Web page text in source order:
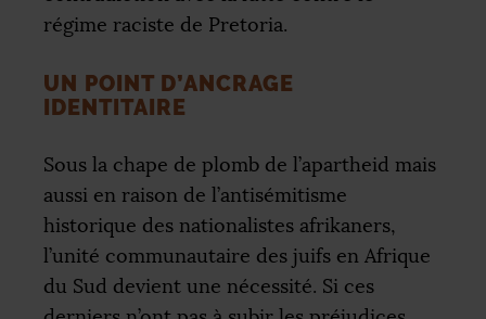
régime raciste de Pretoria.
UN POINT D’ANCRAGE
IDENTITAIRE
Sous la chape de plomb de l’apartheid mais
aussi en raison de l’antisémitisme
historique des nationalistes afrikaners,
l’unité communautaire des juifs en Afrique
du Sud devient une nécessité. Si ces